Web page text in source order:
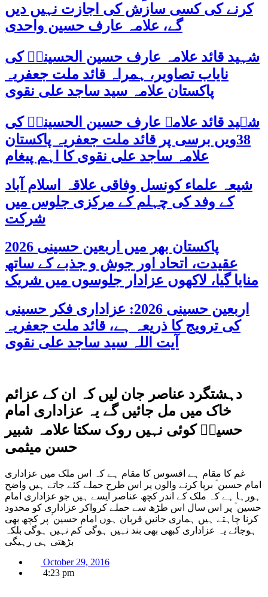
کرنے کی کسی سازش کی اجازت نہیں دیں
گے، علامہ عارف حسین واحدی
شہید قائد علامہ عارف حسین الحسینیؒ کی
نایاب تصاویر، ہمراہ قائد ملت جعفریہ
پاکستان علامہ سید ساجد علی نقوی
شہید قائد علامہ عارف حسین الحسینیؒ کی
38ویں برسی پر قائد ملت جعفریہ پاکستان
علامہ ساجد علی نقوی کا اہم پیغام
شیعہ علماء کونسل وفاقی علاقہ اسلام آباد
کے وفد کی چہلم کے مرکزی جلوس میں
شرکت
پاکستان بھر میں اربعین حسینی 2026
عقیدت، اتحاد اور جوش و جذبے کے ساتھ
منایا گیا، لاکھوں عزادار جلوسوں میں شریک
اربعین حسینی 2026: عزاداری فکر حسینی
کی ترویج کا ذریعہ ہے، قائد ملت جعفریہ
آیت اللہ سید ساجد علی نقوی
دہشتگرد عناصر جان لیں کہ ان کے عزائم
خاک میں مل جائیں گے یہ عزاداری امام
حسینؑ کوئی نہیں روک سکتا علامہ شبیر
حسن میثمی
غم کا مقام ہے افسوس کا مقام ہے کہ اس ملک میں عزاداری
امام حسین ؑ برپا کرنے والوں پر اس طرح حملے کئے جاتے ہیں واضح
ہورہا ہے کہ ملک کے اندر کچھ عناصر ایسے ہیں جو عزاداری امام
حسین ؑ پر اس سال اس طڑھ سے حملے کرواکر عزاداری کو محدود
کرنا چاہتے ہیں ہماری جانیں قربان ہوں امام حسین ؑ پر کچھ بھی
ہوجائے یہ عزاداری کبھی بھی بند نہیں ہوگی کم نہیں ہوگی بلکہ
بڑھتی ہی رہیگی
October 29, 2016
4:23 pm